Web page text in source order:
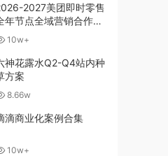
2027美团即时零售
年节点全域营销合作方
10w+
神花露水Q2-Q4站内种
方案
8.66w
滴商业化案例合集
10w+